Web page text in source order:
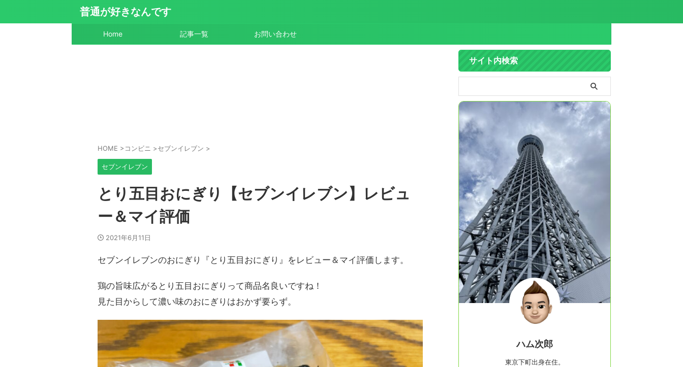
普通が好きなんです
Home 記事一覧 お問い合わせ
HOME >コンビニ >セブンイレブン >
セブンイレブン
とり五目おにぎり【セブンイレブン】レビュ
ー＆マイ評価
2021年6月11日
セブンイレブンのおにぎり『とり五目おにぎり』をレビュー＆マイ評価します。
鶏の旨味広がるとり五目おにぎりって商品名良いですね！
見た目からして濃い味のおにぎりはおかず要らず。
サイト内検索
ハム次郎
東京下町出身在住。